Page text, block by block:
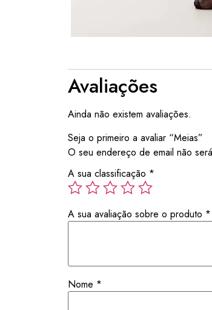
Avaliações
Ainda não existem avaliações.
Seja o primeiro a avaliar “Meias”
O seu endereço de email não
A sua classificação *
A sua avaliação sobre o produto *
Nome *